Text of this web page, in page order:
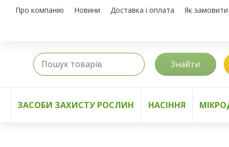
Про компанію Новини Доставка і оплата Як замовити
Знайти
ЗАСОБИ ЗАХИСТУ РОСЛИН НАСІННЯ